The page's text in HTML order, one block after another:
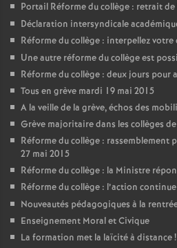
Portail Réforme du collège : retrait de
Déclaration intersyndicale
Réforme du collège : interpellez votre
Une autre réforme du collège est
Réforme du collège : deux jours pour
Tous en grève mardi 19 mai 2015
A la veille de la grève, échos des
Grève majoritaire dans les collèges
Réforme du collège : rassemblement
27 mai 2015
Réforme du collège : la Ministre
Réforme du collège : l’action continue
Nouveautés pédagogiques à la
Enseignement Moral et Civique
La formation met la laïcité à distance!